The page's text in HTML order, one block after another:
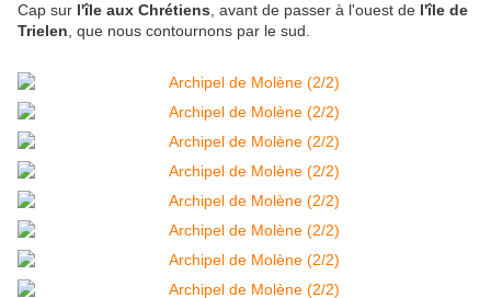
Cap sur l'île aux Chrétiens , avant de passer à l'ouest de l'île de
Trielen , que nous contournons par le sud.